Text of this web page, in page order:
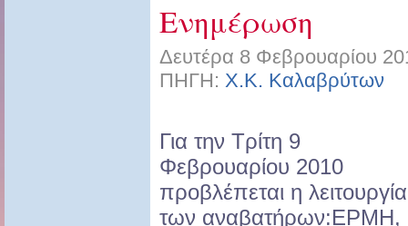
Ενημέρωση
Δευτέρα 8 Φεβρουαρίου
ΠΗΓΗ: Χ.Κ. Καλαβρύτων
Για την Τρίτη 9
Φεβρουαρίου 2010
προβλέπεται η λειτουργία
των αναβατήρων:ΕΡΜΗ,